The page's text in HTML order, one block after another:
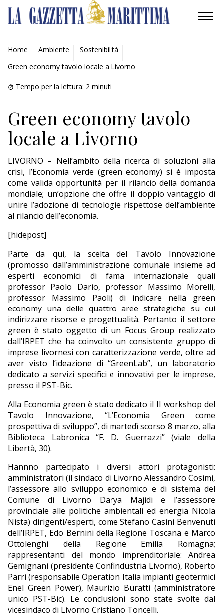
AMBIENTE
MOBILITÀ
INDUSTRIA
RICERCA
ECONOMIA
TURISMO
CULTURA
NAUTICA
EDITORIALI
Home Ambiente
Sostenibilità
Green economy tavolo locale a Livorno
Tempo per la lettura: 2 minuti
Green economy tavolo
locale a Livorno
LIVORNO – Nell’ambito della ricerca di soluzioni alla
crisi, l’Economia verde (green economy) si è imposta
come valida opportunità per il rilancio della domanda
mondiale; un’opzione che offre il doppio vantaggio di
unire l’adozione di tecnologie rispettose dell’ambiente
al rilancio dell’economia.
[hidepost]
Parte da qui, la scelta del Tavolo Innovazione
(promosso dall’amministrazione comunale insieme ad
esperti economici di fama internazionale quali
professor Paolo Dario, professor Massimo Morelli,
professor Massimo Paoli) di indicare nella green
economy una delle quattro aree strategiche su cui
indirizzare risorse e progettualità. Pertanto il settore
green è stato oggetto di un Focus Group realizzato
dall’IRPET che ha coinvolto un consistente gruppo di
imprese livornesi con caratterizzazione verde, oltre ad
aver visto l’ideazione di “GreenLab”, un laboratorio
dedicato a servizi specifici e innovativi per le imprese,
presso il PST-Bic.
Alla Economia green è stato dedicato il II workshop del
Tavolo Innovazione, “L’Economia Green come
prospettiva di sviluppo”, di martedì scorso 8 marzo, alla
Biblioteca Labronica “F. D. Guerrazzi” (viale della
Libertà, 30).
Hannno partecipato i diversi attori protagonisti:
amministratori (il sindaco di Livorno Alessandro Cosimi,
l’assessore allo sviluppo economico e di sistema del
Comune di Livorno Darya Majidi e l’assessore
provinciale alle politiche ambientali ed energia Nicola
Nista) dirigenti/esperti, come Stefano Casini Benvenuti
dell’IRPET, Edo Bernini della Regione Toscana e Marco
Ottolenghi della Regione Emilia Romagna;
rappresentanti del mondo imprenditoriale: Andrea
Gemignani (presidente Confindustria Livorno), Roberto
Parri (responsabile Operation Italia impianti geotermici
Enel Green Power), Maurizio Buratti (amministratore
unico PST-Bic). Le conclusioni sono state svolte dal
vicesindaco di Livorno Cristiano Toncelli.